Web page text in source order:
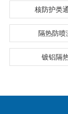
核防护类
隔热防
镀铝隔